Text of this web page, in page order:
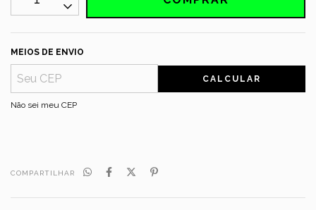
MEIOS DE ENVIO
CALCULAR
Não sei meu CEP
COMPARTILHAR